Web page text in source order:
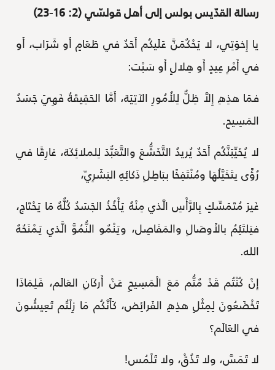
رسالة القدّيس بولس إلى أهل قولسّي (2: 16-23)
يا إِخوَتِي، لا يَحْكُمَنَّ عَلَيكُم أَحَدٌ في طَعَامٍ أَو شَرَاب، أَو
في أَمْرِ عِيدٍ أَو هِلالٍ أَو سَبْت:
فمَا هذِهِ إِلاَّ ظِلٌّ لِلأُمُورِ الآتِيَة، أَمَّا الحَقِيقَةُ فَهِيَ جَسَدُ
المَسِيح.
لا يُخَيِّبَنَّكُم أَحَدٌ يُريدُ التَّخَشُّعَ والتَّعَبُّدَ لِلملائِكَة، غارِقًا في
رُؤًى يتَخَيَّلُهَا ومُنْتَفِخًا ببَاطِلِ ذَكائِهِ البَشَرِيّ،
غَيرَ مُتَمَسِّكٍ بِالرَّأْسِ الَّذي مِنْهُ يَأْخُذُ الجَسَدُ كُلُّهُ مَا يَحْتَاج،
فيَلتَئِمُ بالأَوصَالِ والمَفَاصِل، ويَنْمُو النُّمُوَّ الَّذي يَمْنَحُهُ
الله.
إِنْ كُنْتُم قَدْ مُتُّم مَعَ الْمَسِيحِ عَنْ أَركَانِ العَالَم، فَلِمَاذَا
تَخْضَعُونَ لِمِثْلِ هذِهِ الفَرائِض، كَأَنَّكُم مَا زِلْتُم تَعِيشُونَ
في العَالَم؟
لا تَمَسَّ، ولا تَذُقْ، ولا تَلْمُس!